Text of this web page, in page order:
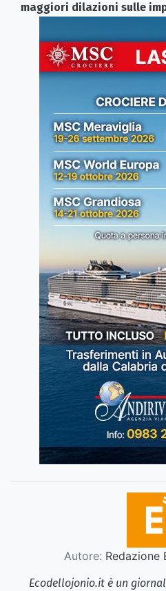
maggiori dilazioni sulle
Autore: Redazione
Ecodellojonio.it è un